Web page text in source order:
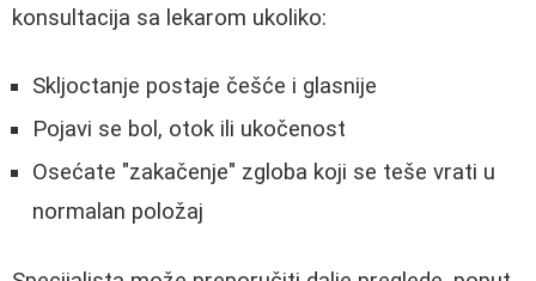
konsultacija sa lekarom ukoliko:
Skljoctanje postaje češće i glasnije
Pojavi se bol, otok ili ukočenost
Osećate "zakačenje" zgloba koji se teše vrati u
normalan položaj